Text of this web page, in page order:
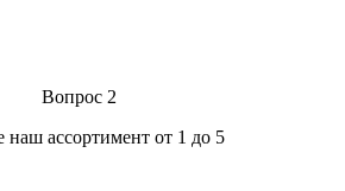
Вопрос 2
наш ассортимент от 1 до 5